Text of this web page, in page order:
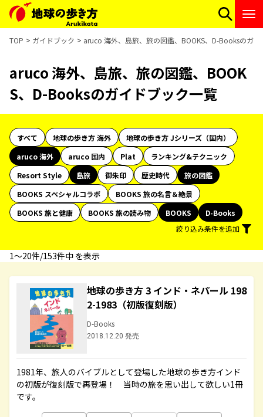
TOP ガイドブック aruco 海外、島旅、旅の図鑑、BOOKS、D-Booksのガ
aruco 海外、島旅、旅の図鑑、BOOK
S、D-Booksのガイドブック一覧
すべて 地球の歩き方 海外
地球の歩き方 Jシリーズ（国内）
aruco 海外
aruco 国内 Plat
ランキング&テクニック
Resort Style
島旅 御朱印 歴史時代
旅の図鑑
BOOKS スペシャルコラボ
BOOKS 旅の名言＆絶景
BOOKS 旅と健康
BOOKS 旅の読み物 BOOKS
D-Books
絞り込み条件を追加
1〜20件/153件中 を表示
地球の歩き方 3 インド・ネパール 198
2-1983（初版復刻版）
D-Books
2018.12.20 発売
1981年、旅人のバイブルとして登場した地球の歩き方インド
の初版が復刻版で再登場！ 当時の旅を思い出して欲しい1冊
です。